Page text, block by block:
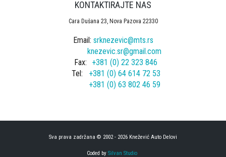
KONTAKTIRAJTE NAS
Cara Dušana 23, Nova Pazova 22330
Email: srknezevic@mts.rs
knezevic.sr@gmail.com
Fax:
+381 (0) 22 323 846
Tel:
+381 (0) 64 614 72 53
+381 (0) 63 802 46 59
Sva prava zadržana © 2002 - 2026 Knežević Auto Delovi
Coded by Silvan Studio